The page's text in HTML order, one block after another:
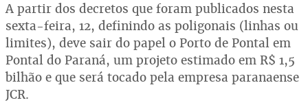
A partir dos decretos que foram publicados nesta
sexta-feira, 12, definindo as poligonais (linhas ou
limites), deve sair do papel o Porto de Pontal em
Pontal do Paraná, um projeto estimado em R$ 1,5
bilhão e que será tocado pela empresa paranaense
JCR.